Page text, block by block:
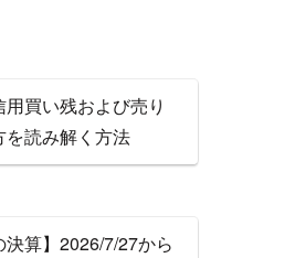
用買い残および売り
読み解く方法
決算】2026/7/27から